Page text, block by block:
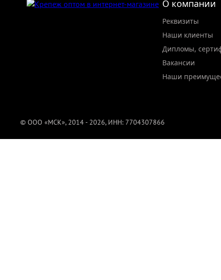
О компании
Реквизиты
Наши клиенты
Дипломы,
Вакансии
Наши
© ООО «МСК», 2014 - 2026, ИНН: 7704307866